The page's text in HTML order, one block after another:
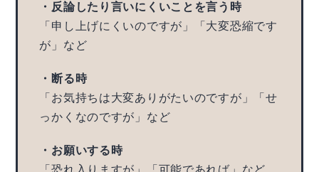
・反論したり言いにくいことを言う時
「申し上げにくいのですが」「大変恐縮です
が」など
・断る時
「お気持ちは大変ありがたいのですが」「せ
っかくなのですが」など
・お願いする時
「恐れ入りますが」「可能であれば」など